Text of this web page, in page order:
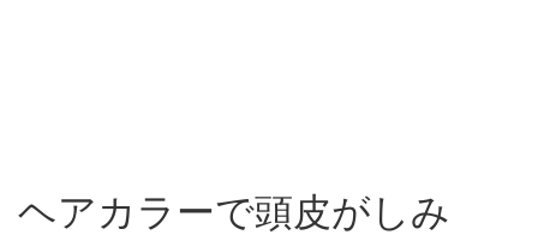
ヘアカラーで頭皮がしみ